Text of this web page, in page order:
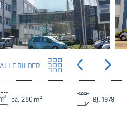
ALLE BILDER
ca. 280 m² Bj. 1979